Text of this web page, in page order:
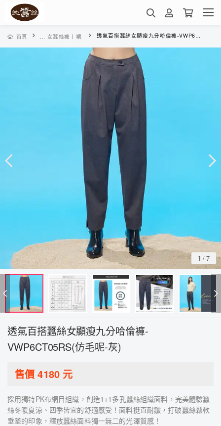
首頁 ... 女蠶絲褲丨裙 透氣百搭蠶絲女顯瘦九分哈倫褲-VWP6CT05RS(仿毛呢-灰)
1 /7
透氣百搭蠶絲女顯瘦九分哈倫褲-
VWP6CT05RS(仿毛呢-灰)
售價4180元
採用獨特PK布網目組織，創造1+1多孔蠶絲組織面料，完美體驗蠶
絲冬暖夏涼、四季皆宜的舒適感受！面料挺直耐皺，打破蠶絲鬆軟
垂墜的印象，釋放蠶絲面料獨一無二的光澤質感！